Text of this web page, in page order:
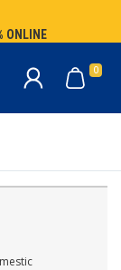
ONLINE
0